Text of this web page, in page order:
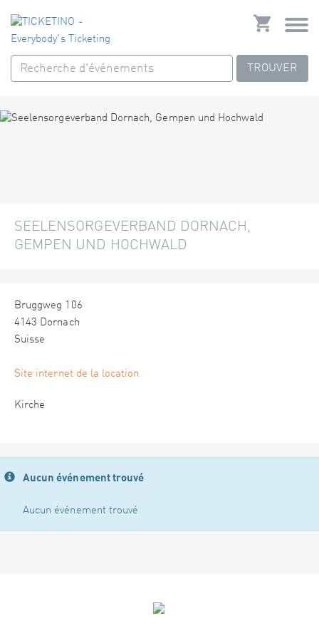
TROUVER
SEELENSORGEVERBAND DORNACH,
GEMPEN UND HOCHWALD
Bruggweg 106
4143 Dornach
Suisse
Site internet de la location
Kirche
Aucun événement trouvé
Aucun événement trouvé